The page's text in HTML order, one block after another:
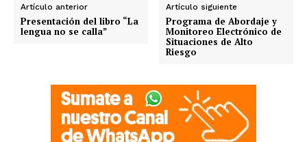
Artículo anterior
Presentación del libro “La
lengua no se calla”
Artículo siguiente
Programa de Abordaje y
Monitoreo Electrónico de
Situaciones de Alto
Riesgo